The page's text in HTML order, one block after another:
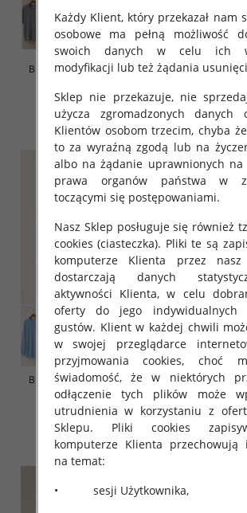
Bluzki damskie Roz S/M-L/XL ,
42.00 zł
szczegóły
Bluzki
Mix
Bluzki damskie Roz L-3XL, Mix
Kolor Paczka 10 szt
42.00 zł
szczegóły
Bluzki
Każdy Klient, który przekazał nam
osobowe ma pełną możliwość
swoich danych w celu ich
modyfikacji lub też żądania
Sklep nie przekazuje, nie
użycza zgromadzonych danych
Klientów osobom trzecim, chyba
to za wyraźną zgodą lub na
albo na żądanie uprawnionych na
prawa organów państwa w
toczącymi się postępowaniami.
Nasz Sklep posługuje się również
cookies (ciasteczka). Pliki te są
komputerze Klienta przez
dostarczają danych
aktywności Klienta, w celu
oferty do jego indywidualnych
gustów. Klient w każdej chwili
w swojej przeglądarce
przyjmowania cookies, choć
świadomość, że w niektórych
odłączenie tych plików może
utrudnienia w korzystaniu z
Sklepu. Pliki cookies
komputerze Klienta przechowują
na temat:
• sesji Użytkownika,